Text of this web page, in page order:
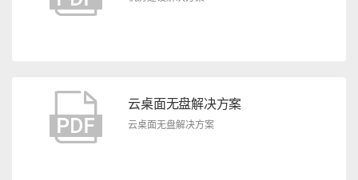
云桌面无盘解决方案
云桌面无盘解决方案